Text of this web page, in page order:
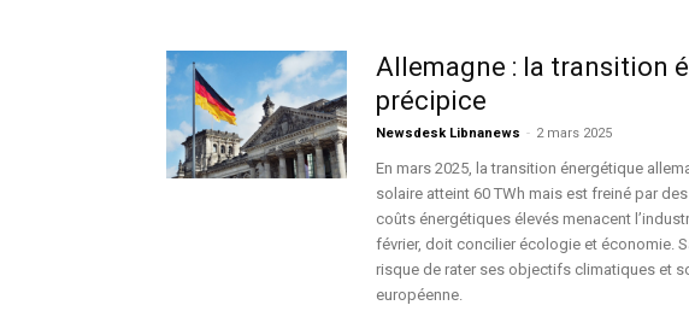
Allemagne : la transition
précipice
Newsdesk Libnanews - 2 mars 2025
En mars 2025, la transition énergétique
solaire atteint 60 TWh mais est freiné par
coûts énergétiques élevés menacent
février, doit concilier écologie et économie.
risque de rater ses objectifs climatiques et
européenne.